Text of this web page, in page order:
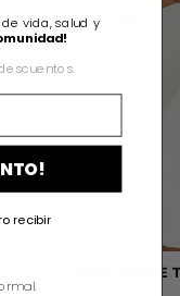
LINDA WHITE
vida, salud y
recibir